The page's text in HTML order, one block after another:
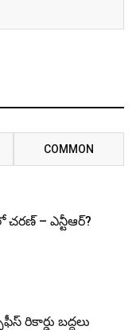
COMMON
– ఎన్టీఆర్?
రికార్డు బద్దలు